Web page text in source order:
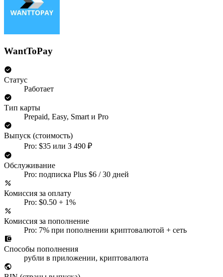
WantToPay
Статус
Работает
Тип карты
Prepaid, Easy, Smart и Pro
Выпуск (стоимость)
Pro: $35 или 3 490 ₽
Обслуживание
Pro: подписка Plus $6 / 30 дней
Комиссия за оплату
Pro: $0.50 + 1%
Комиссия за пополнение
Pro: 7% при пополнении криптовалютой + сеть
Способы пополнения
рубли в приложении, криптовалюта